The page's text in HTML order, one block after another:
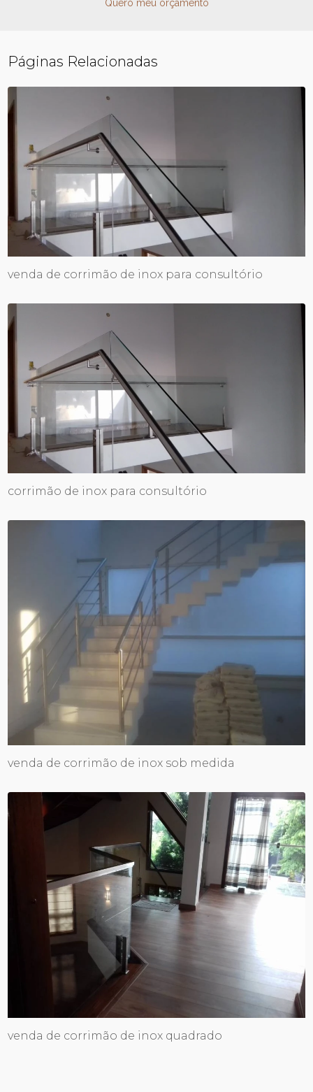
Quero meu orçamento
Páginas Relacionadas
venda de corrimão de inox para consultório
corrimão de inox para consultório
venda de corrimão de inox sob medida
venda de corrimão de inox quadrado